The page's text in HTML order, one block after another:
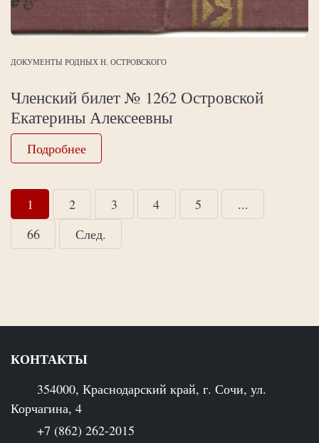
ДОКУМЕНТЫ РОДНЫХ Н. ОСТРОВСКОГО
Членский билет № 1262 Островской
Екатерины Алексеевны
Подробнее
1 2 3 4 5
...
66
След.
КОНТАКТЫ
354000, Краснодарский край, г. Сочи, ул.
Корчагина, 4
+7 (862) 262-2015